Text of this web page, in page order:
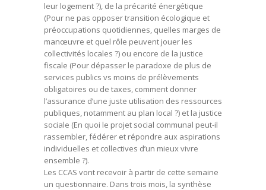
leur logement ?), de la précarité énergétique
(Pour ne pas opposer transition écologique et
préoccupations quotidiennes, quelles marges de
manœuvre et quel rôle peuvent jouer les
collectivités locales ?) ou encore de la justice
fiscale (Pour dépasser le paradoxe de plus de
services publics vs moins de prélèvements
obligatoires ou de taxes, comment donner
l’assurance d’une juste utilisation des ressources
publiques, notamment au plan local ?) et la justice
sociale (En quoi le projet social communal peut-il
rassembler, fédérer et répondre aux aspirations
individuelles et collectives d’un mieux vivre
ensemble ?).
Les CCAS vont recevoir à partir de cette semaine
un questionnaire. Dans trois mois, la synthèse